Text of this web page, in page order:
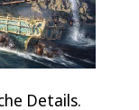
Details.